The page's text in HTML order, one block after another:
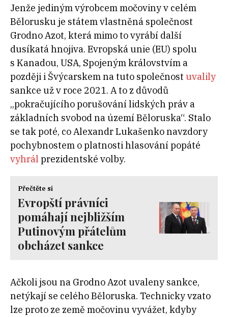
Jenže jediným výrobcem močoviny v celém
Bělorusku je státem vlastněná společnost
Grodno Azot, která mimo to vyrábí další
dusíkatá hnojiva. Evropská unie (EU) spolu
s Kanadou, USA, Spojeným královstvím a
později i Švýcarskem na tuto společnost uvalily
sankce už v roce 2021. A to z důvodů
„pokračujícího porušování lidských práv a
základních svobod na území Běloruska“. Stalo
se tak poté, co Alexandr Lukašenko navzdory
pochybnostem o platnosti hlasování popáté
vyhrál prezidentské volby.
Přečtěte si
Evropští právníci
pomáhají nejbližším
Putinovým přátelům
obcházet sankce
Ačkoli jsou na Grodno Azot uvaleny sankce,
netýkají se celého Běloruska. Technicky vzato
lze proto ze země močovinu vyvážet, kdyby